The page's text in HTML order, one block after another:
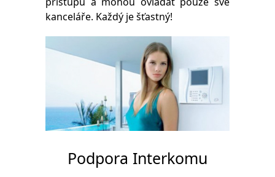
kanceláře. Každý je šťastný!
Podpora Interkomu